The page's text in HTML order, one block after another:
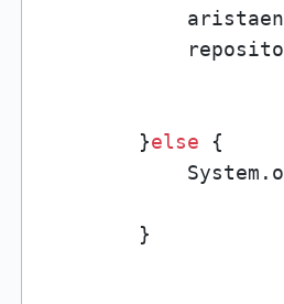
        }
else {
        }